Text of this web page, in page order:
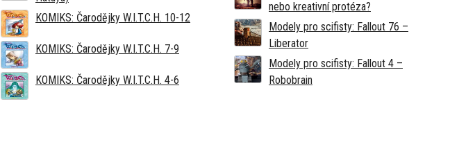
KOMIKS: Čarodějky W.I.T.C.H. 10-12
KOMIKS: Čarodějky W.I.T.C.H. 7-9
KOMIKS: Čarodějky W.I.T.C.H. 4-6
nebo kreativní protéza?
Modely pro scifisty: Fallout 76 –⁠
Liberator
Modely pro scifisty: Fallout 4 –⁠
Robobrain